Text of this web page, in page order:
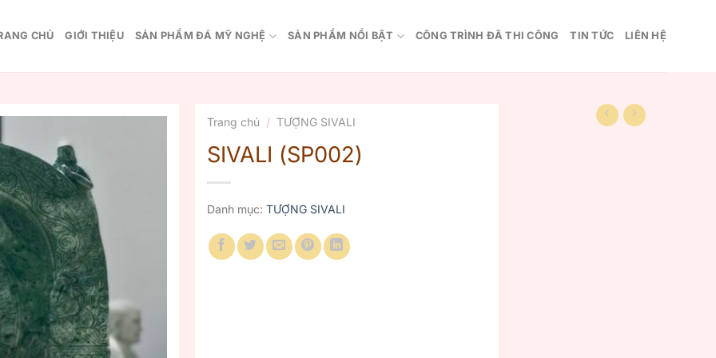
CHỦ GIỚI THIỆU SẢN PHẨM ĐÁ MỸ NGHỆ SẢN PHẨM NỔI BẬT CÔNG TRÌNH ĐÃ THI CÔNG TIN TỨC LIÊN HỆ
Trang chủ / TƯỢNG SIVALI
SIVALI (SP002)
Danh mục: TƯỢNG SIVALI